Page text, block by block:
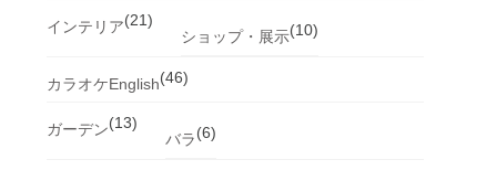
インテリア(21)
ショップ・展示(10)
カラオケEnglish(46)
ガーデン(13)
バラ(6)